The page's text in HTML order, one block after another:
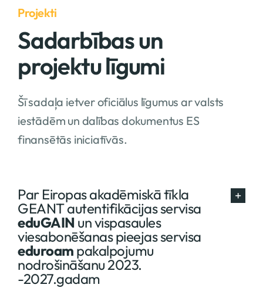
Projekti
Sadarbības un
projektu līgumi
Šī sadaļa ietver oficiālus līgumus ar valsts
iestādēm un dalības dokumentus ES
finansētās iniciatīvās.
Par Eiropas akadēmiskā tīkla
GEANT autentifikācijas servisa
eduGAIN un vispasaules
viesabonēšanas pieejas servisa
eduroam pakalpojumu
nodrošināšanu 2023.
-2027.gadam